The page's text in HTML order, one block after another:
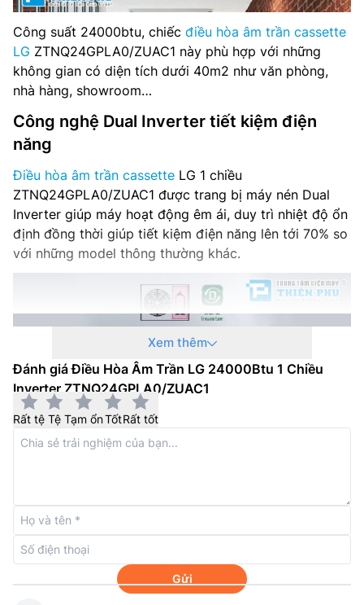
Công suất 24000btu, chiếc điều hòa âm trần cassette
LG ZTNQ24GPLA0/ZUAC1 này phù hợp với những
không gian có diện tích dưới 40m2 như văn phòng,
nhà hàng, showroom…
Công nghệ Dual Inverter tiết kiệm điện
năng
Điều hòa âm trần cassette LG 1 chiều
ZTNQ24GPLA0/ZUAC1 được trang bị máy nén Dual
Inverter giúp máy hoạt động êm ái, duy trì nhiệt độ ổn
định đồng thời giúp tiết kiệm điện năng lên tới 70% so
với những model thông thường khác.
Cửa gió trên
ZTNQ24GPLA0/ZUAC1 có khả năng thổi gió với góc
rộng lên tới 360 độ cùng động cơ quạt mạnh mẽ giúp
luồng không khí lạnh lan tỏa đều khắp căn phòng của
Xem thêm
Đánh giá Điều Hòa Âm Trần LG 24000Btu 1 Chiều
Inverter ZTNQ24GPLA0/ZUAC1
Rất tệ Tệ Tạm ổnTốtRất tốt
Gửi